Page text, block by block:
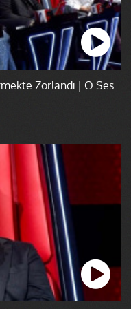
Zorlandı | O Ses